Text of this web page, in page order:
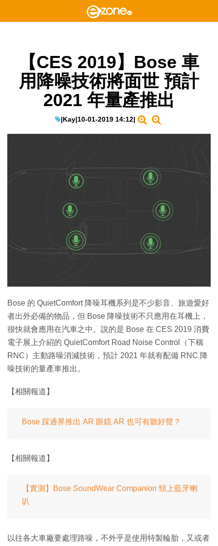
【CES 2019】Bose 車
用降噪技術將面世 預計
2021 年量產推出
|Kay|10-01-2019 14:12|
Bose 的 QuietComfort 降噪耳機系列是不少影音、旅遊愛好
者出外必備的物品，但 Bose 降噪技術不只應用在耳機上，
很快就會應用在汽車之中。說的是 Bose 在 CES 2019 消費
電子展上介紹的 QuietComfort Road Noise Control（下稱
RNC）主動路噪消減技術，預計 2021 年就有配備 RNC 降
噪技術的量產車推出。
【相關報道】
Bose 踩過界推出 AR 眼鏡 AR 也可有聽好聲？
【相關報道】
【實測】Bose SoundWear Companion 頸上藍牙喇
叭
以往各大車廠要處理路噪，不外乎是使用特製輪胎，又或者